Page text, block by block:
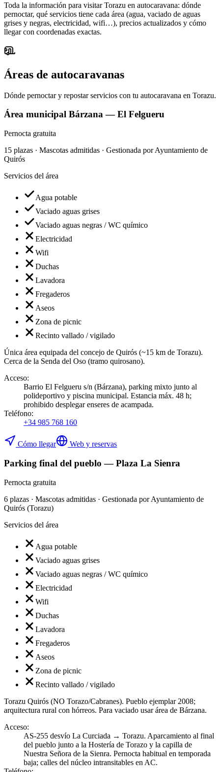
Toda la información para visitar Torazu en autocaravana: dónde
pernoctar, qué servicios tiene cada área (agua, vaciado de aguas
grises y negras, electricidad, wifi…), precios actualizados y cómo
llegar con coordenadas exactas.
Áreas de autocaravanas
Dónde pernoctar y repostar servicios con tu autocaravana en Torazu.
Área municipal Bárzana — El Felgueru
Pernocta gratuita
15 plazas · Mascotas admitidas · Gestionada por Ayuntamiento de
Quirós
Servicios del área
Agua potable
Vaciado aguas grises
Vaciado aguas negras / WC químico
Electricidad
Wifi
Duchas
Lavadora
Fregaderos
Aseos
Zona de picnic
Recinto vallado / vigilado
Única área equipada del concejo de Quirós (~15 km de Torazu).
Cerca de la Senda del Oso (tramo quirosano).
Acceso:
Barrio El Felgueru s/n (Bárzana), parking mixto junto al
polideportivo y piscina municipal. Estancia máx. 48 h;
prohibido desplegar enseres de acampada.
Teléfono:
+34 985 768 160
Cómo llegar Web y reservas
Parking final del pueblo — Plaza La Sienra
Pernocta gratuita
6 plazas · Mascotas admitidas · Gestionada por Ayuntamiento de
Quirós (Torazu)
Servicios del área
Agua potable
Vaciado aguas grises
Vaciado aguas negras / WC químico
Electricidad
Wifi
Duchas
Lavadora
Fregaderos
Aseos
Zona de picnic
Recinto vallado / vigilado
Torazu Quirós (NO Torazo/Cabranes). Pueblo ejemplar 2008;
arquitectura rural con hórreos. Para vaciado usar área de Bárzana.
Acceso:
AS-255 desvío La Curciada → Torazu. Aparcamiento al final
del pueblo junto a la Hostería de Torazo y la capilla de
Nuestra Señora de la Sienra. Pernocta habitual en temporada
baja; calles del núcleo intransitables en AC.